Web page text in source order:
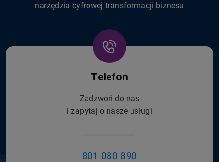
narzędzia cyfrowej transformacji biznesu
Telefon
Zadzwoń do nas
i zapytaj o nasze usługi
801 080 890